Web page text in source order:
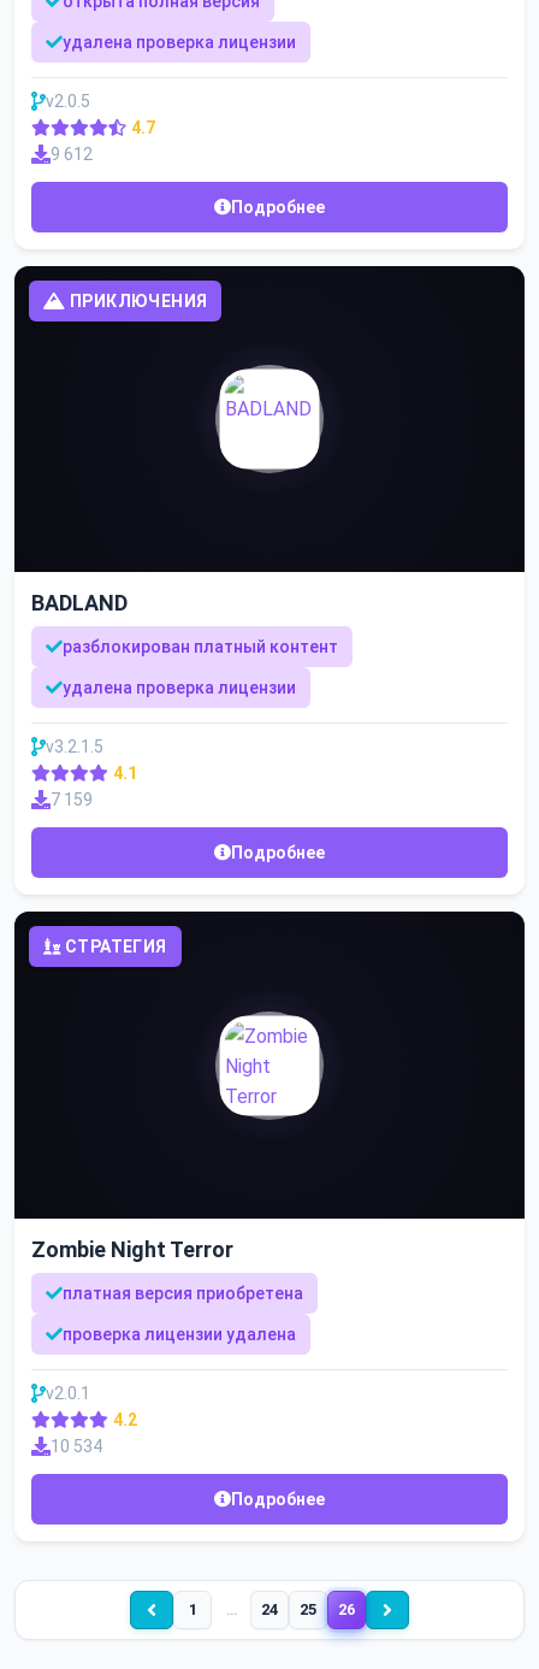
удалена проверка лицензии
v2.0.5
4.7
9 612
Подробнее
ПРИКЛЮЧЕНИЯ
BADLAND
разблокирован платный контент
удалена проверка лицензии
v3.2.1.5
4.1
7 159
Подробнее
СТРАТЕГИЯ
Zombie Night Terror
платная версия приобретена
проверка лицензии удалена
v2.0.1
4.2
10 534
Подробнее
1 … 24 25 26